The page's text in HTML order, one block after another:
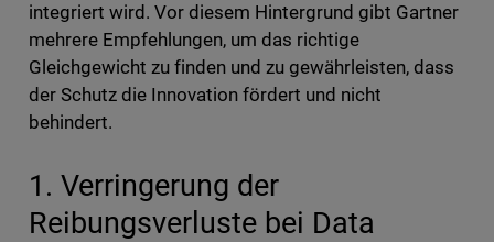
integriert wird. Vor diesem Hintergrund gibt Gartner
mehrere Empfehlungen, um das richtige
Gleichgewicht zu finden und zu gewährleisten, dass
der Schutz die Innovation fördert und nicht
behindert.
1. Verringerung der
Reibungsverluste bei Data